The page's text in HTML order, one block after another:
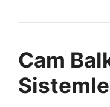
Cam